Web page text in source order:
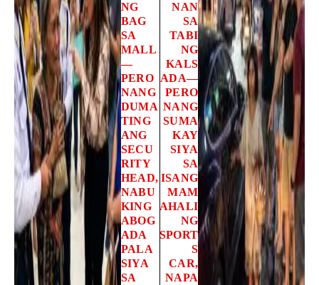
NG
BAG
SA
MALL
—
PERO
NANG
DUMA
TING
ANG
SECU
RITY
HEAD,
NABU
KING
ABOG
ADA
PALA
SIYA
SA
NAN
SA
TABI
NG
KALS
ADA—
PERO
NANG
SUMA
KAY
SIYA
SA
ISANG
MAM
AHALI
NG
SPORT
S
CAR,
NAPA